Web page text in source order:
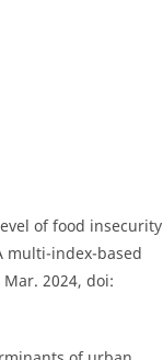
of food insecurity
multi-index-based
Mar. 2024, doi: